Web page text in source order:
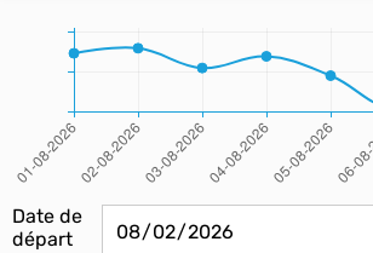
Date de
départ